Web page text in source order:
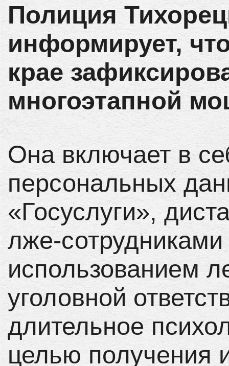
Полиция
информирует,
крае
многоэтапной
Она включает в
персональных
«Госуслуги»,
лже-
использованием
уголовной
длительное
целью получения